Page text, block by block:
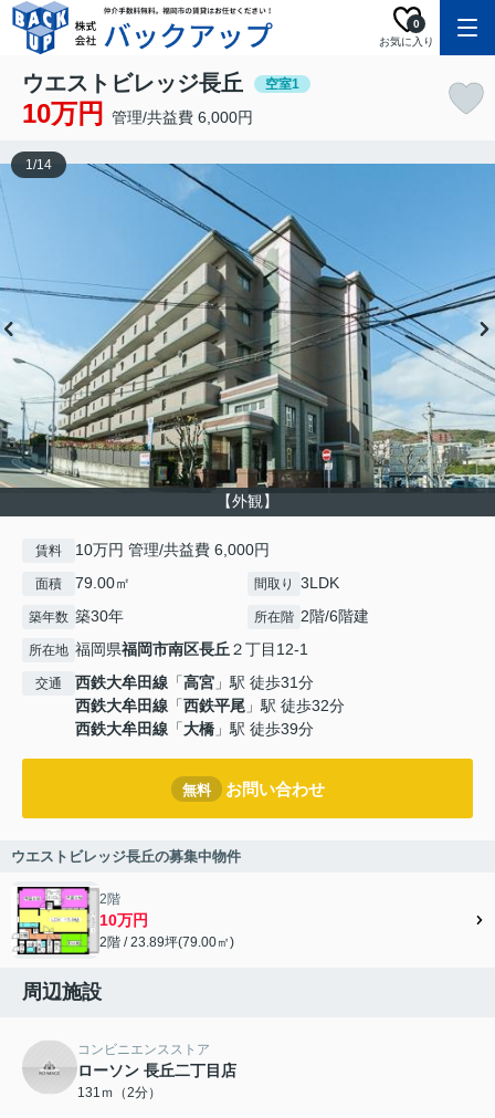
お気に入り
0
ウエストビレッジ長丘 空室1
10万円 管理/共益費 6,000円
【外観】
1/14
賃料 10万円 管理/共益費 6,000円
面積 79.00㎡ 間取り 3LDK
築年数 築30年 所在階 2階/6階建
所在地 福岡県福岡市南区長丘２丁目12-1
交通 西鉄大牟田線 「高宮 」駅 徒歩31分
西鉄大牟田線 「西鉄平尾 」駅 徒歩32分
西鉄大牟田線 「大橋 」駅 徒歩39分
無料 お問い合わせ
ウエストビレッジ長丘の募集中物件
2階
10万円
2階 / 23.89坪(79.00㎡)
周辺施設
コンビニエンスストア
ローソン 長丘二丁目店
131ｍ（2分）